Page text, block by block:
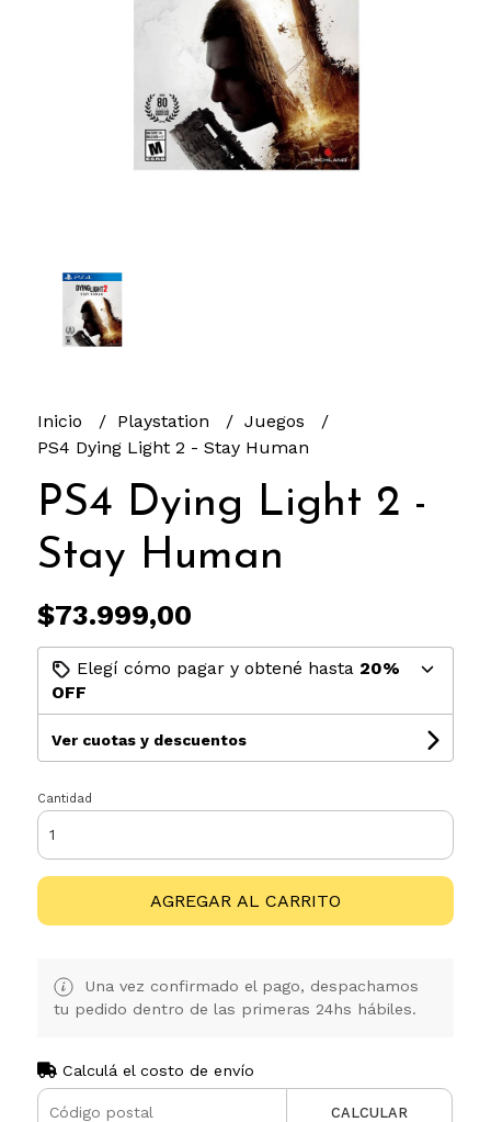
Inicio Playstation
Juegos
PS4 Dying Light 2 - Stay Human
PS4 Dying Light 2 -
Stay Human
$73.999,00
Elegí cómo pagar y obtené hasta 20%
OFF
Ver cuotas y descuentos
Cantidad
AGREGAR AL CARRITO
Una vez confirmado el pago, despachamos
tu pedido dentro de las primeras 24hs hábiles.
Calculá el costo de envío
CALCULAR